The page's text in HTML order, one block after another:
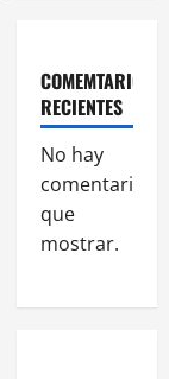
COMEMTARIOS
RECIENTES
No hay
comentarios
que
mostrar.